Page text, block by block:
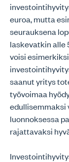
euroa, mutta
seurauksena
laskevatkin alle
voisi
saanut yritys
työvoimaa
edullisemmaksi
luonnoksessa
rajattavaksi